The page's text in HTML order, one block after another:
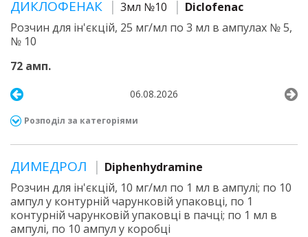
ДИКЛОФЕНАК 3мл №10
Diclofenac
Розчин для ін'єкцій, 25 мг/мл по 3 мл в ампулах № 5,
№ 10
72 амп.
06.08.2026
Розподіл за категоріями
ДИМЕДРОЛ
Diphenhydramine
Розчин для ін'єкцій, 10 мг/мл по 1 мл в ампулі; по 10
ампул у контурній чарунковій упаковці, по 1
контурній чарунковій упаковці в пачці; по 1 мл в
ампулі, по 10 ампул у коробці